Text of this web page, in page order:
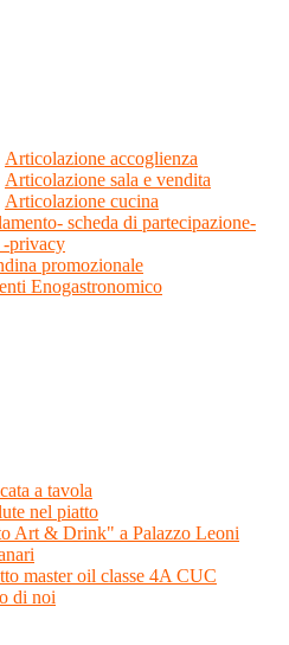
Articolazione accoglienza
Articolazione sala e vendita
Articolazione cucina
scheda di partecipazione-
-privacy
promozionale
Enogastronomico
a tavola
nel piatto
Art & Drink" a Palazzo Leoni
master oil classe 4A CUC
di noi